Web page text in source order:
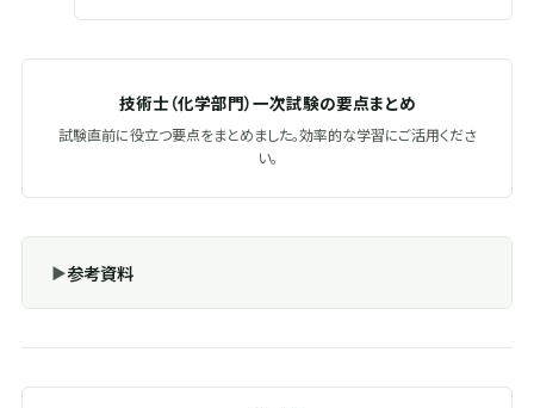
技術士（化学部門）一次試験の要点まとめ
試験直前に役立つ要点をまとめました。効率的な学習にご活用くださ
い。
参考資料